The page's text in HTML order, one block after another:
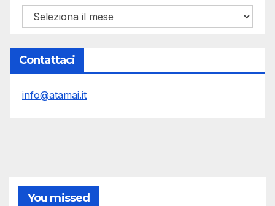
Archivi
Contattaci
info@atamai.it
You missed